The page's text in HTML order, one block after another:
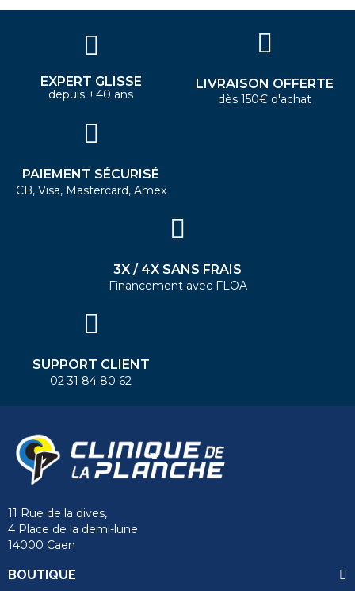
EXPERT GLISSE
depuis +40 ans
LIVRAISON OFFERTE
dès 150€ d'achat
PAIEMENT SÉCURISÉ
CB, Visa, Mastercard, Amex
3X / 4X SANS FRAIS
Financement avec FLOA
SUPPORT CLIENT
02 31 84 80 62
11 Rue de la dives,
4 Place de la demi-lune
14000 Caen
BOUTIQUE